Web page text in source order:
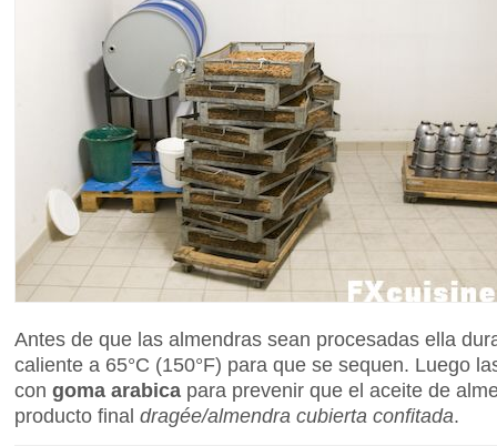
Antes de que las almendras sean procesadas ella
caliente a 65°C (150°F) para que se sequen. Luego
con goma arabica para prevenir que el aceite de
producto final dragée/almendra cubierta confitada.